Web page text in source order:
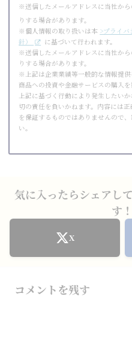
※送信したメールアドレスに当社か
りする場合があります。
※個人情報の取り扱いは本 >プライ
針）
に基づいて行われます。
※送信したメールアドレスに当社か
りする場合があります。
※上記は企業業績等一般的な情報提
商品への投資や金融サービスの購入
上記に基づく行動により発生したい
切の責任を負いかねます。内容には
を保証するものではありませんので
い。
気に入ったらシェアし
す！
X
コメントを残す